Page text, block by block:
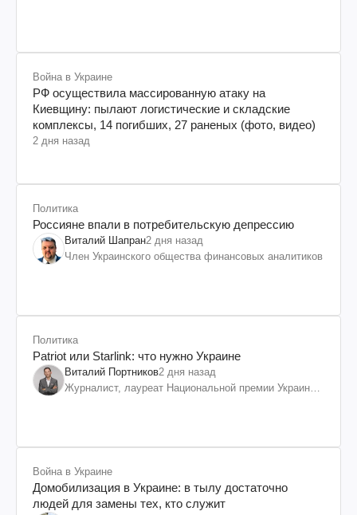
Война в Украине
РФ осуществила массированную атаку на
Киевщину: пылают логистические и складские
комплексы, 14 погибших, 27 раненых (фото, видео)
2 дня назад
Политика
Россияне впали в потребительскую депрессию
Виталий Шапран2 дня назад
Член Украинского общества финансовых аналитиков
Политика
Patriot или Starlink: что нужно Украине
Виталий Портников2 дня назад
Журналист, лауреат Национальной премии Украины
Война в Украине
Домобилизация в Украине: в тылу достаточно
людей для замены тех, кто служит